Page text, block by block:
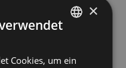
ENGLISH
×
Cookies, um ein